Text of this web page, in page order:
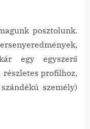
posztolunk.
egy egyszerű
részletes profilhoz,
személy)